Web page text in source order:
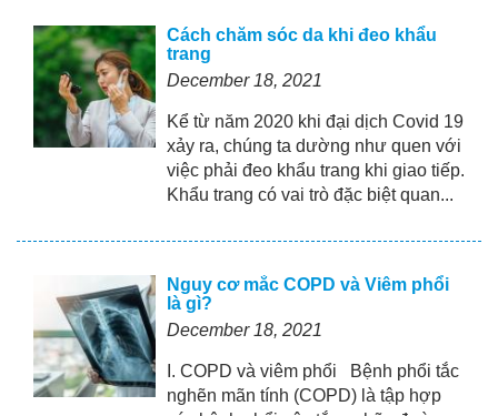
Cách chăm sóc da khi đeo khẩu
trang
December 18, 2021
Kể từ năm 2020 khi đại dịch Covid 19
xảy ra, chúng ta dường như quen với
việc phải đeo khẩu trang khi giao tiếp.
Khẩu trang có vai trò đặc biệt quan...
Nguy cơ mắc COPD và Viêm phổi
là gì?
December 18, 2021
I. COPD và viêm phổi Bệnh phổi tắc
nghẽn mãn tính (COPD) là tập hợp